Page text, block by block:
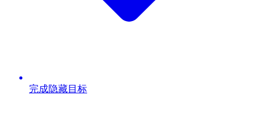
完成隐藏目标